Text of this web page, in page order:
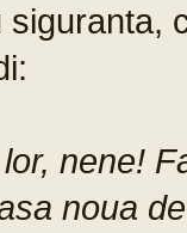
siguranta,
nene!
noua